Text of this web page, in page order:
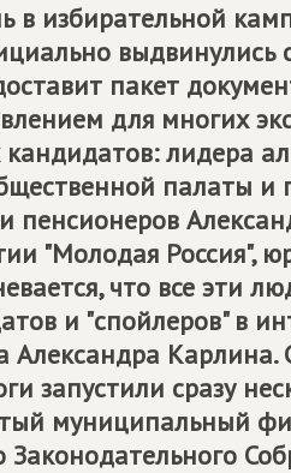
в избирательной
выдвинулись
пакет
для многих
лидера
палаты и
пенсионеров
"Молодая Россия",
что все эти
и "спойлеров" в
Александра
запустили сразу
муниципальный
Законодательного